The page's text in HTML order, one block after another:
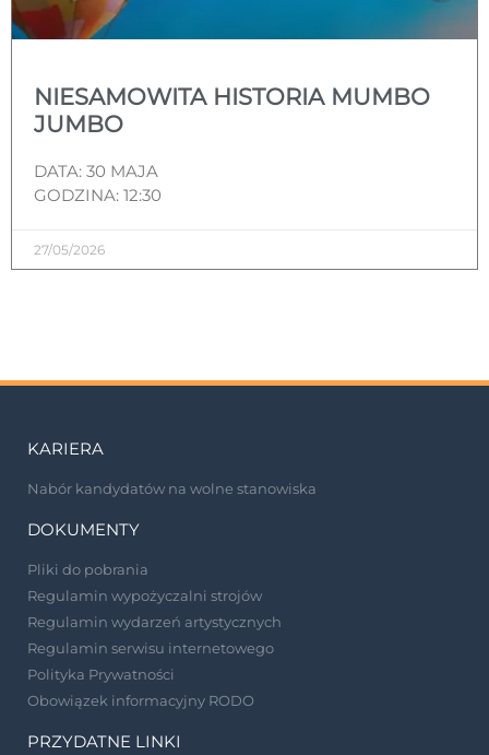
NIESAMOWITA HISTORIA MUMBO
JUMBO
DATA: 30 MAJA
GODZINA: 12:30
27/05/2026
KARIERA
Nabór kandydatów na wolne stanowiska
DOKUMENTY
Pliki do pobrania
Regulamin wypożyczalni strojów
Regulamin wydarzeń artystycznych
Regulamin serwisu internetowego
Polityka Prywatności
Obowiązek informacyjny RODO
PRZYDATNE LINKI